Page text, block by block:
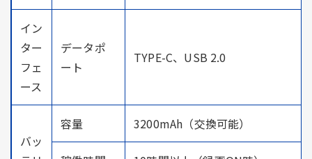
イン
ター
フェ
ース
データポ
ート
TYPE-C、USB 2.0
バッ
容量 3200mAh（交換可能）